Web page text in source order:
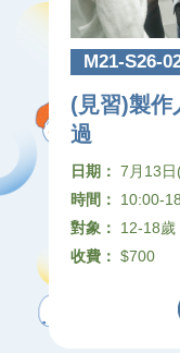
M21-S26-
(見習)製作
過
日期： 7月13日
時間：
10:00-
對象：
12-18歲
收費： $700